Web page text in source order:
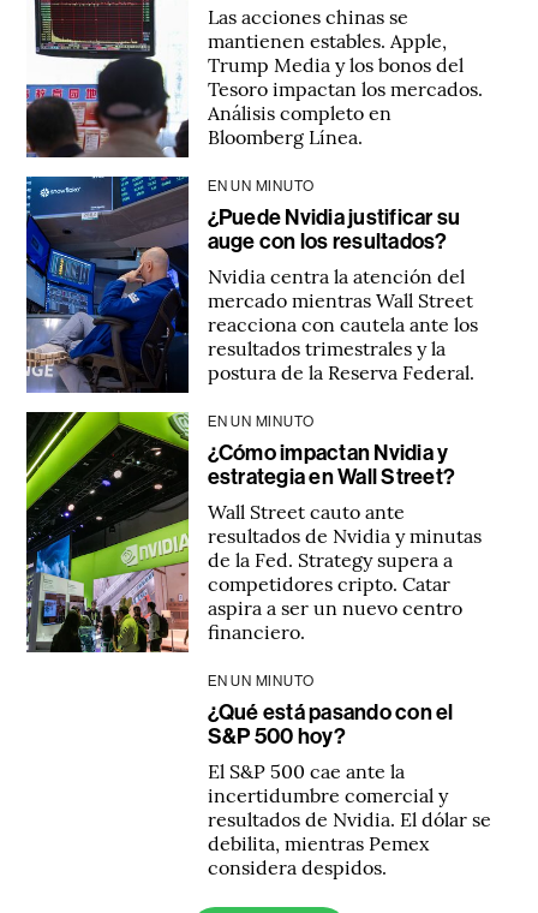
Las acciones chinas se
mantienen estables. Apple,
Trump Media y los bonos del
Tesoro impactan los mercados.
Análisis completo en
Bloomberg Línea.
EN UN MINUTO
¿Puede Nvidia justificar su
auge con los resultados?
Nvidia centra la atención del
mercado mientras Wall Street
reacciona con cautela ante los
resultados trimestrales y la
postura de la Reserva Federal.
EN UN MINUTO
¿Cómo impactan Nvidia y
estrategia en Wall Street?
Wall Street cauto ante
resultados de Nvidia y minutas
de la Fed. Strategy supera a
competidores cripto. Catar
aspira a ser un nuevo centro
financiero.
EN UN MINUTO
¿Qué está pasando con el
S&P 500 hoy?
El S&P 500 cae ante la
incertidumbre comercial y
resultados de Nvidia. El dólar se
debilita, mientras Pemex
considera despidos.